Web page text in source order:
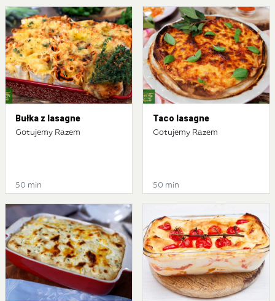
Bułka z lasagne
Gotujemy Razem
50 min
Taco lasagne
Gotujemy Razem
50 min